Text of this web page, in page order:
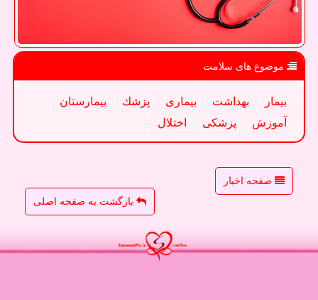
موضوع های سلامت
بیمار بهداشت بیماری پزشك
بیمارستان
آموزش
پزشكی اختلال
صفحه اخبار
بازگشت به صفحه اصلی